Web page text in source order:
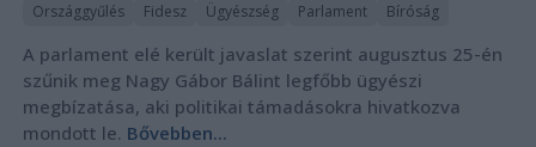
Országgyűlés Fidesz Ügyészség Parlament Bíróság
A parlament elé került javaslat szerint augusztus 25-én
szűnik meg Nagy Gábor Bálint legfőbb ügyészi
megbízatása, aki politikai támadásokra hivatkozva
mondott le. Bővebben...